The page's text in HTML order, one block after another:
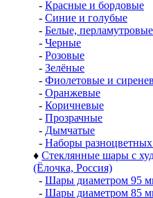
Стеклянные шары
Наборы однотонных
Наборы разноцветных
Прозрачные шары
Зеркальные ДИСКО-
Грозди из шариков на
Шары и колбы для
Премиальные
Коллекция шаров
Коллекция шаров
Коллекция шаров
-Коллекция шаров
-Коллекция шаров
-Гирлянды из шаров и
Шары разных цветов